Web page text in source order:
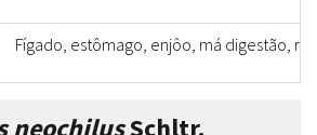
Fígado, estômago, enjôo, má digestão,